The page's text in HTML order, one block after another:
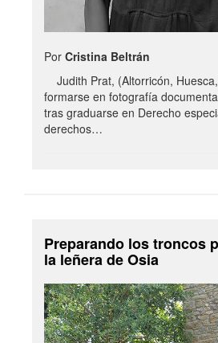
Por Cristina Beltrán
Judith Prat, (Altorricón,
formarse en fotografía
tras graduarse en Derecho
derechos…
Preparando los troncos
la leñera de Osia